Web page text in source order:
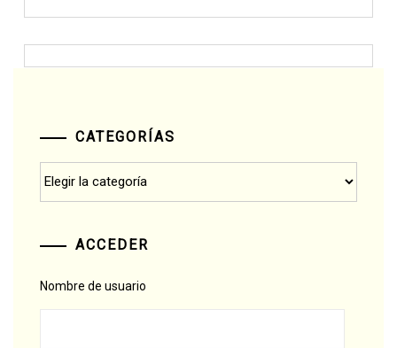
CATEGORÍAS
ACCEDER
Nombre de usuario